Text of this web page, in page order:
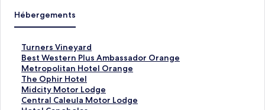
Hébergements
Turners Vineyard
L
i
e
n
o
u
Best Western Plus Ambassador Orange
L
i
e
n
o
Metropolitan Hotel Orange
L
i
e
n
The Ophir Hotel
L
i
e
Midcity Motor Lodge
L
iCentral Caleula Motor Lodge
L